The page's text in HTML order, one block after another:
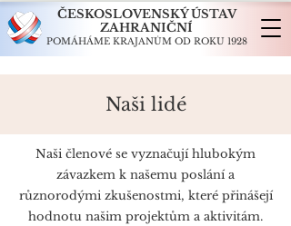
ČESKOSLOVENSKÝ ÚSTAV
ZAHRANIČNÍ
POMÁHÁME KRAJANŮM OD ROKU 1928
Naši lidé
Naši členové se vyznačují hlubokým
závazkem k našemu poslání a
různorodými zkušenostmi, které přinášejí
hodnotu našim projektům a aktivitám.